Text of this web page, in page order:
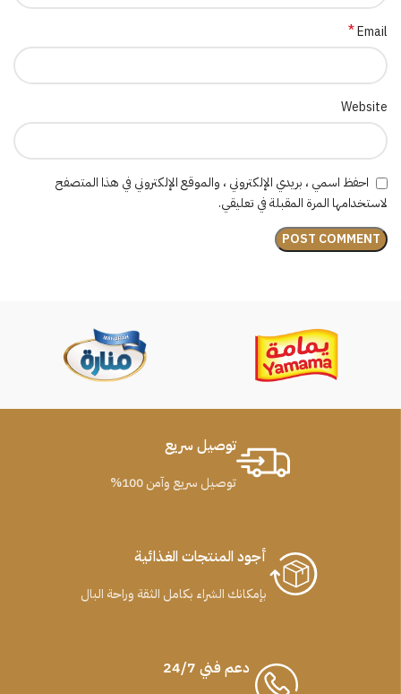
Email
*
Website
احفظ اسمي ، بريدي الإلكتروني ، والموقع الإلكتروني في هذا المتصفح
لاستخدامها المرة المقبلة في تعليقي.
توصيل سريع
توصيل سريع وآمن 100%
أجود المنتجات الغذائية
بإمكانك الشراء بكامل الثقة وراحة البال
دعم فني 24/7